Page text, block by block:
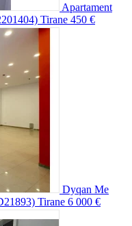
Apartament
Tirane 450 €
Dyqan Me
Tirane 6 000 €